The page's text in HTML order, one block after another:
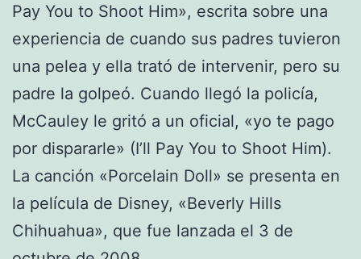
Pay You to Shoot Him», escrita sobre una
experiencia de cuando sus padres tuvieron
una pelea y ella trató de intervenir, pero su
padre la golpeó. Cuando llegó la policía,
McCauley le gritó a un oficial, «yo te pago
por dispararle» (I’ll Pay You to Shoot Him).
La canción «Porcelain Doll» se presenta en
la película de Disney, «Beverly Hills
Chihuahua», que fue lanzada el 3 de